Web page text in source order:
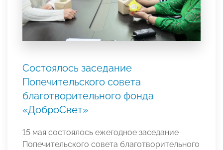
Состоялось заседание
Попечительского совета
благотворительного фонда
«ДоброСвет»
15 мая состоялось ежегодное заседание
Попечительского совета благотворительного